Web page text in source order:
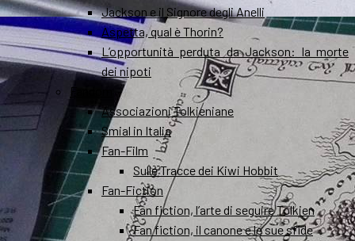
Jackson e il Signore degli Anelli
Aspetta, qual è Thorin?
L’opportunità perduta da Jackson: la morte
dei nipoti
Fandom
Associazioni Tolkieniane
Smial in Italia
Fan-Film
Sulle Tracce dei Kiwi Hobbit
Fan-Fiction
Fan fiction, l’arte di seguire Tolkien
Fan fiction, il canone e le sue sfide